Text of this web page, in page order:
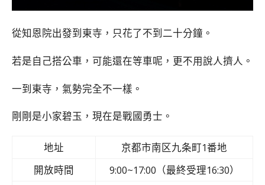
從知恩院出發到東寺，只花了不到二十分鐘。
若是自己搭公車，可能還在等車呢，更不用說人擠人。
一到東寺，氣勢完全不一樣。
剛剛是小家碧玉，現在是戰國勇士。
地址
京都市南区九条町1番地
開放時間
9:00~17:00（最終受理16:30）